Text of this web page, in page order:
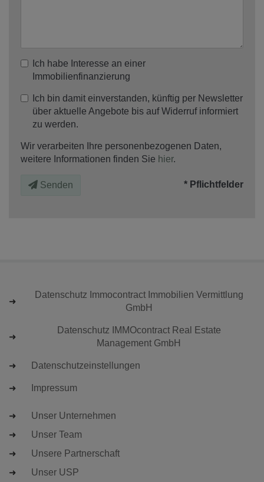
Ich habe Interesse an einer
Immobilienfinanzierung
Ich bin damit einverstanden, künftig per Newsletter
über aktuelle Angebote bis auf Widerruf informiert
zu werden.
Wir verarbeiten Ihre personenbezogenen Daten,
weitere Informationen finden Sie hier.
Senden * Pflichtfelder
Datenschutz Immocontract Immobilien Vermittlung
GmbH
Datenschutz IMMOcontract Real Estate
Management GmbH
Datenschutzeinstellungen
Impressum
Unser Unternehmen
Unser Team
Unsere Partnerschaft
Unser USP